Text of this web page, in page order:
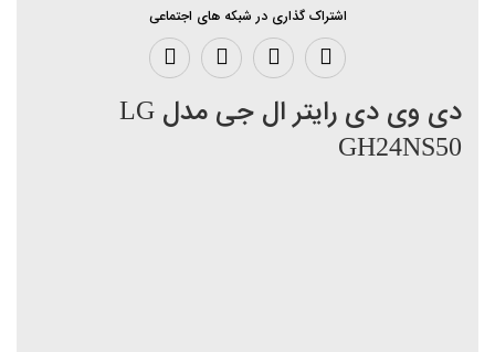
اشتراک گذاری در شبکه های اجتماعی
دی وی دی رایتر ال جی مدل LG
GH24NS50